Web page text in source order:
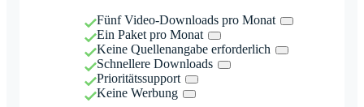
Fünf Video-Downloads pro Monat
Ein Paket pro Monat
Keine Quellenangabe erforderlich
Schnellere Downloads
Prioritätssupport
Keine Werbung